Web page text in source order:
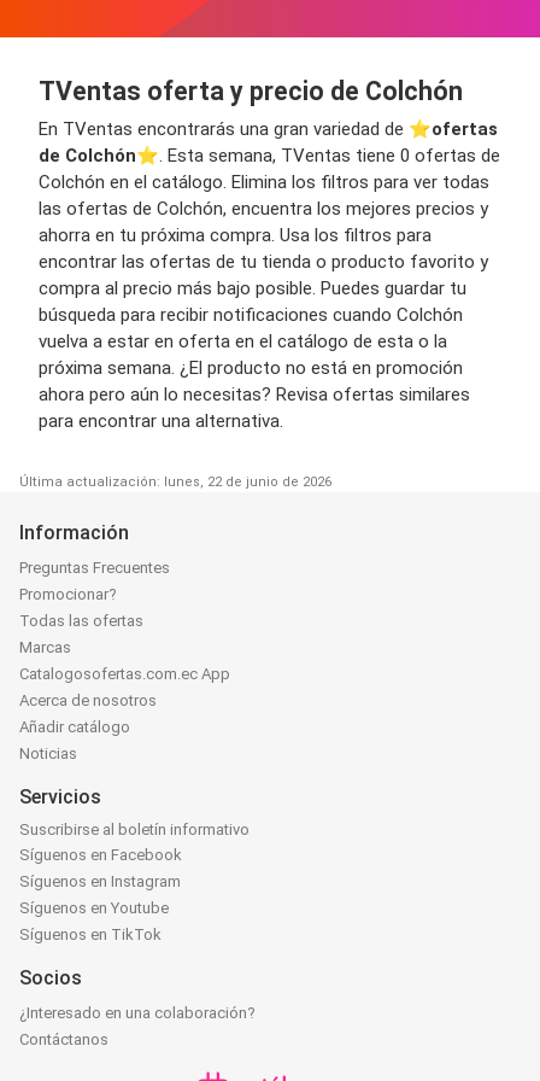
TVentas oferta y precio de Colchón
En TVentas encontrarás una gran variedad de ⭐️ofertas
de Colchón⭐️. Esta semana, TVentas tiene 0 ofertas de
Colchón en el catálogo. Elimina los filtros para ver todas
las ofertas de Colchón, encuentra los mejores precios y
ahorra en tu próxima compra. Usa los filtros para
encontrar las ofertas de tu tienda o producto favorito y
compra al precio más bajo posible. Puedes guardar tu
búsqueda para recibir notificaciones cuando Colchón
vuelva a estar en oferta en el catálogo de esta o la
próxima semana. ¿El producto no está en promoción
ahora pero aún lo necesitas? Revisa ofertas similares
para encontrar una alternativa.
Última actualización: lunes, 22 de junio de 2026
Información
Preguntas Frecuentes
Promocionar?
Todas las ofertas
Marcas
Catalogosofertas.com.ec App
Acerca de nosotros
Añadir catálogo
Noticias
Servicios
Suscribirse al boletín informativo
Síguenos en Facebook
Síguenos en Instagram
Síguenos en Youtube
Síguenos en TikTok
Socios
¿Interesado en una colaboración?
Contáctanos